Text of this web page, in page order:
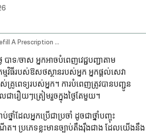
How To Refill A Prescription Online Your Step By Step Guide To Same Day Refills
បាទ/ចាស អ្នកអាចបំពេញវេជ្ជបញ្ជាតាម
គ្រូពេទ្យរបស់អ្នក។ ការបំពេញត្រូវបានបញ្ជូន
ារឿយៗត្រៀមរួចក្នុងថ្ងៃតែមួយ។
នាំដែលអ្នកប្រើជាប្រចាំ ដូចជាថ្នាំបញ្ចុះ
ត។ ប្រភេទខ្លះមានច្បាប់តឹងរ៉ឹងជាង ដែលយើងនឹង